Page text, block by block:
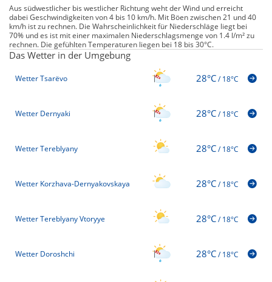
Aus südwestlicher bis westlicher Richtung weht der Wind und erreicht
dabei Geschwindigkeiten von 4 bis 10 km/h. Mit Böen zwischen 21 und 40
km/h ist zu rechnen. Die Wahrscheinlichkeit für Niederschläge liegt bei
70% und es ist mit einer maximalen Niederschlagsmenge von 1.4 l/m² zu
rechnen. Die gefühlten Temperaturen liegen bei 18 bis 30°C.
Das Wetter in der Umgebung
Wetter Tsarëvo 28°C/18°C
Wetter Dernyaki 28°C/18°C
Wetter Tereblyany 28°C/18°C
Wetter Korzhava-Dernyakovskaya 28°C/18°C
Wetter Tereblyany Vtoryye 28°C/18°C
Wetter Doroshchi 28°C/18°C